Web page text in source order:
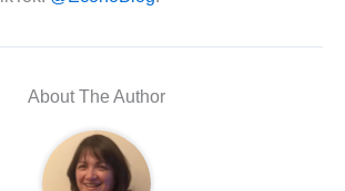
About The Author